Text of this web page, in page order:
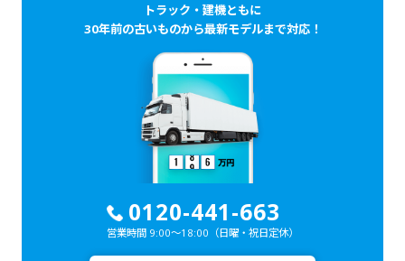
トラック・建機ともに
30年前の古いものから最新モデルまで対応！
0120-441-663
営業時間 9:00～18:00 （日曜・祝日定休）